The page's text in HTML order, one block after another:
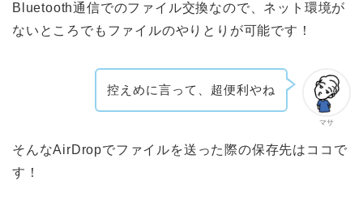
Bluetooth通信でのファイル交換なので、ネット環境が
ないところでもファイルのやりとりが可能です！
マサ
控えめに言って、超便利やね
そんなAirDropでファイルを送った際の保存先はココで
す！